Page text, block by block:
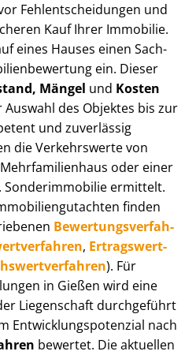
Fehl­ent­schei­dun­gen und
Kauf Ihrer Immobilie.
eines Hauses einen Sach­
ein. Dieser
Mängel und Kosten
des Objektes bis zur
und zuverlässig
die Verkehrswerte von
oder einer
Sonderimmobilie ermittelt.
finden
Be­wer­tungs­ver­fah­
, Er­trags­wert­
). Für
in Gießen wird eine
Liegenschaft durchgeführt
Ent­wick­lungs­po­ten­zi­al nach
bewertet. Die aktuellen